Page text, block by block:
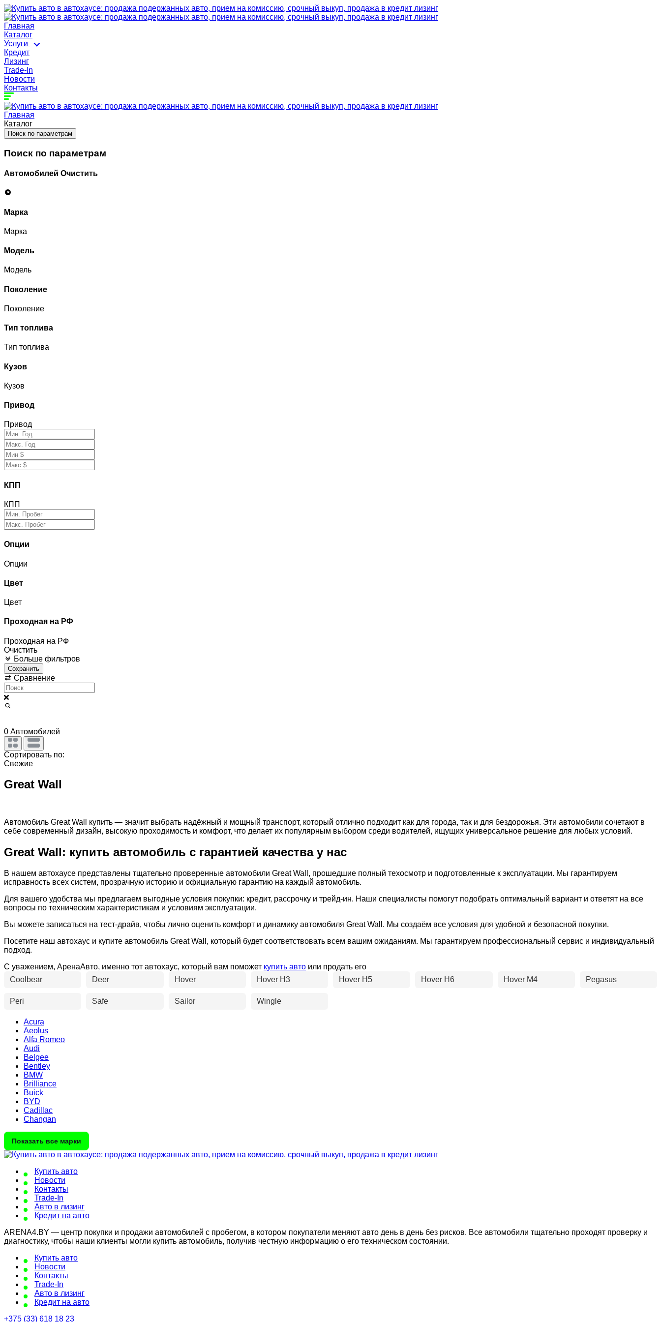
Главная
Каталог
Услуги
Кредит
Лизинг
Trade-In
Новости
Контакты
Главная
Каталог
Поиск по параметрам
Поиск по параметрам
Автомобилей Очистить
Марка
Марка
Модель
Модель
Поколение
Поколение
Тип топлива
Тип топлива
Кузов
Кузов
Привод
Привод
КПП
КПП
Опции
Опции
Цвет
Цвет
Проходная на РФ
Проходная на РФ
Очистить
Больше фильтров
Сохранить
Сравнение
0 Автомобилей
Сортировать по:
Свежие
Great Wall
Автомобиль Great Wall купить — значит выбрать надёжный и мощный транспорт, который отлично подходит как для города, так и для бездорожья. Эти автомобили сочетают в
себе современный дизайн, высокую проходимость и комфорт, что делает их популярным выбором среди водителей, ищущих универсальное решение для любых условий.
Great Wall: купить автомобиль с гарантией качества у нас
В нашем автохаусе представлены тщательно проверенные автомобили Great Wall, прошедшие полный техосмотр и подготовленные к эксплуатации. Мы гарантируем
исправность всех систем, прозрачную историю и официальную гарантию на каждый автомобиль.
Для вашего удобства мы предлагаем выгодные условия покупки: кредит, рассрочку и трейд-ин. Наши специалисты помогут подобрать оптимальный вариант и ответят на все
вопросы по техническим характеристикам и условиям эксплуатации.
Вы можете записаться на тест-драйв, чтобы лично оценить комфорт и динамику автомобиля Great Wall. Мы создаём все условия для удобной и безопасной покупки.
Посетите наш автохаус и купите автомобиль Great Wall, который будет соответствовать всем вашим ожиданиям. Мы гарантируем профессиональный сервис и индивидуальный
подход.
С уважением, АренаАвто, именно тот автохаус, который вам поможет купить авто или продать его
Coolbear
Deer Hover Hover H3 Hover H5 Hover H6 Hover M4 Pegasus
Peri Safe Sailor Wingle
Acura
Aeolus
Alfa Romeo
Audi
Belgee
Bentley
BMW
Brilliance
Buick
BYD
Cadillac
Changan
Показать все марки
Купить авто
Новости
Контакты
Trade-In
Авто в лизинг
Кредит на авто
ARENA4.BY — центр покупки и продажи автомобилей с пробегом, в котором покупатели меняют авто день в день без рисков. Все автомобили тщательно проходят проверку и
диагностику, чтобы наши клиенты могли купить автомобиль, получив честную информацию о его техническом состоянии.
Купить авто
Новости
Контакты
Trade-In
Авто в лизинг
Кредит на авто
+375 (33) 618 18 23